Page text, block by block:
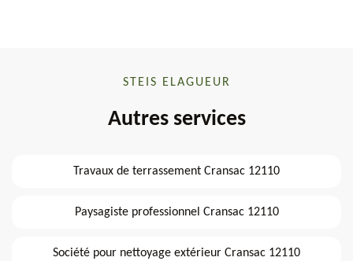
STEIS ELAGUEUR
Autres services
Travaux de terrassement Cransac 12110
Paysagiste professionnel Cransac 12110
Société pour nettoyage extérieur Cransac 12110